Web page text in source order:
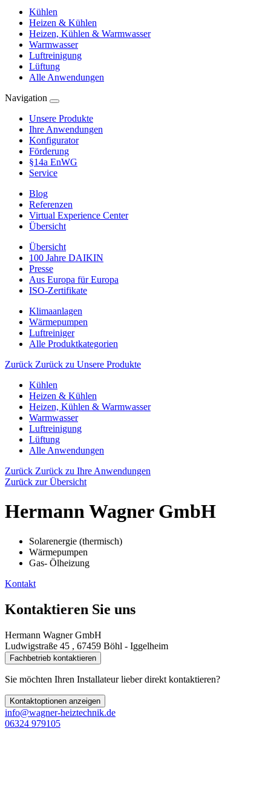
Kühlen
Heizen & Kühlen
Heizen, Kühlen & Warmwasser
Warmwasser
Luftreinigung
Lüftung
Alle Anwendungen
Navigation
Unsere Produkte
Ihre Anwendungen
Konfigurator
Förderung
§14a EnWG
Service
Blog
Referenzen
Virtual Experience Center
Übersicht
Übersicht
100 Jahre DAIKIN
Presse
Aus Europa für Europa
ISO-Zertifikate
Klimaanlagen
Wärmepumpen
Luftreiniger
Alle Produktkategorien
Zurück Zurück zu Unsere Produkte
Kühlen
Heizen & Kühlen
Heizen, Kühlen & Warmwasser
Warmwasser
Luftreinigung
Lüftung
Alle Anwendungen
Zurück Zurück zu Ihre Anwendungen
Zurück zur Übersicht
Hermann Wagner GmbH
Solarenergie (thermisch)
Wärmepumpen
Gas- Ölheizung
Kontakt
Kontaktieren Sie uns
Hermann Wagner GmbH
Ludwigstraße 45 , 67459 Böhl - Iggelheim
Fachbetrieb kontaktieren
Sie möchten Ihren Installateur lieber direkt kontaktieren?
Kontaktoptionen anzeigen
info@wagner-heiztechnik.de
06324 979105